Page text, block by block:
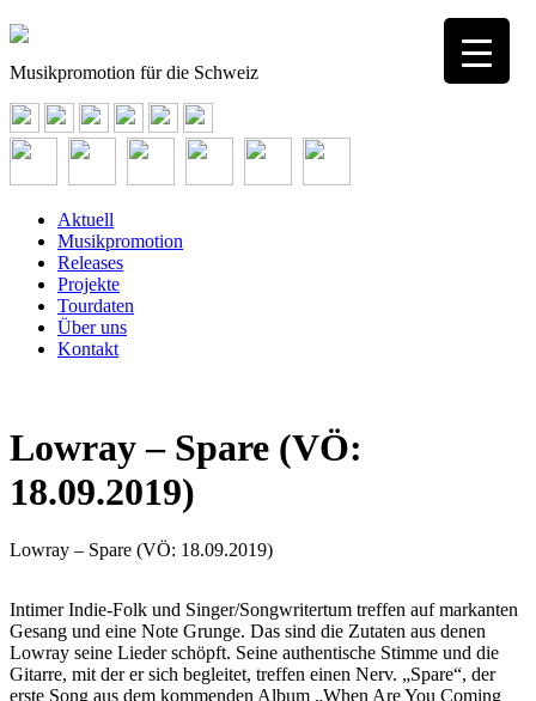
Musikpromotion für die Schweiz
Aktuell
Musikpromotion
Releases
Projekte
Tourdaten
Über uns
Kontakt
Lowray – Spare (VÖ:
18.09.2019)
Lowray – Spare (VÖ: 18.09.2019)
Intimer Indie-Folk und Singer/Songwritertum treffen auf markanten
Gesang und eine Note Grunge. Das sind die Zutaten aus denen
Lowray seine Lieder schöpft. Seine authentische Stimme und die
Gitarre, mit der er sich begleitet, treffen einen Nerv. „Spare“, der
erste Song aus dem kommenden Album „When Are You Coming